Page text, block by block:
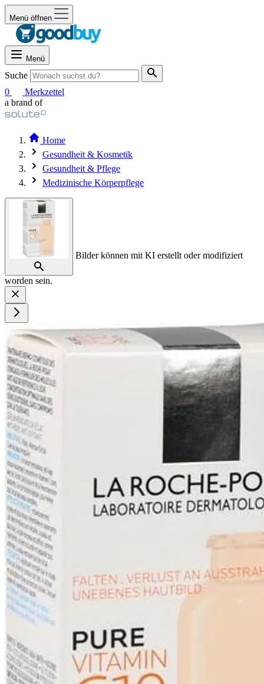
Menü öffnen
Menü
Suche
0
Merkzettel
a brand of
Home
Gesundheit & Kosmetik
Gesundheit & Pflege
Medizinische Körperpflege
Bilder können mit KI erstellt oder modifiziert
worden sein.